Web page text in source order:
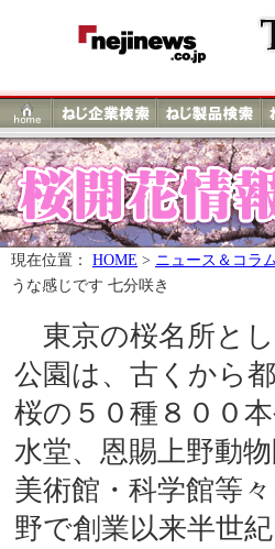
現在位置： HOME > ニュース＆コラ
うな感じです 七分咲き
東京の桜名所と
公園は、古くから
桜の５０種８００
水堂、恩賜上野動
美術館・科学館等
野で創業以来半世